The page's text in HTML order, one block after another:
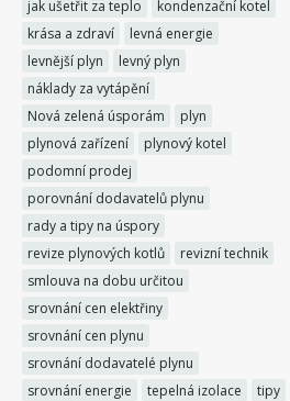
jak ušetřit za teplo
kondenzační kotel
krása a zdraví
levná energie
levnější plyn
levný plyn
náklady za vytápění
Nová zelená úsporám
plyn
plynová zařízení
plynový kotel
podomní prodej
porovnání dodavatelů plynu
rady a tipy na úspory
revize plynových kotlů
revizní technik
smlouva na dobu určitou
srovnání cen elektřiny
srovnání cen plynu
srovnání dodavatelé plynu
srovnání energie
tepelná izolace
tipy